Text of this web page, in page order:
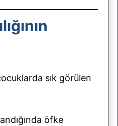
sık görülen
öfke